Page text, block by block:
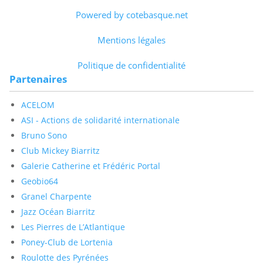
Powered by cotebasque.net
Mentions légales
Politique de confidentialité
Partenaires
ACELOM
ASI - Actions de solidarité internationale
Bruno Sono
Club Mickey Biarritz
Galerie Catherine et Frédéric Portal
Geobio64
Granel Charpente
Jazz Océan Biarritz
Les Pierres de L’Atlantique
Poney-Club de Lortenia
Roulotte des Pyrénées